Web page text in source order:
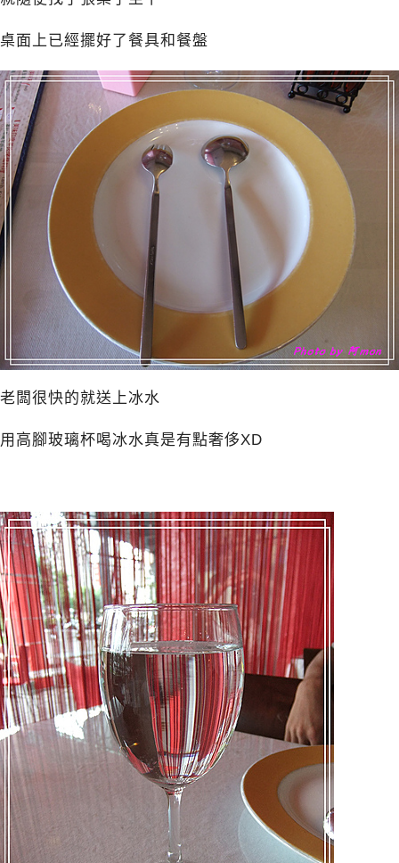
桌面上已經擺好了餐具和餐盤
老闆很快的就送上冰水
用高腳玻璃杯喝冰水真是有點奢侈XD